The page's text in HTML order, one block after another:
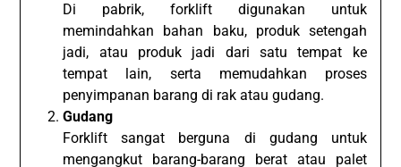
Di pabrik, forklift digunakan untuk
memindahkan bahan baku, produk setengah
jadi, atau produk jadi dari satu tempat ke
tempat lain, serta memudahkan proses
penyimpanan barang di rak atau gudang.
Gudang
Forklift sangat berguna di gudang untuk
mengangkut barang-barang berat atau palet